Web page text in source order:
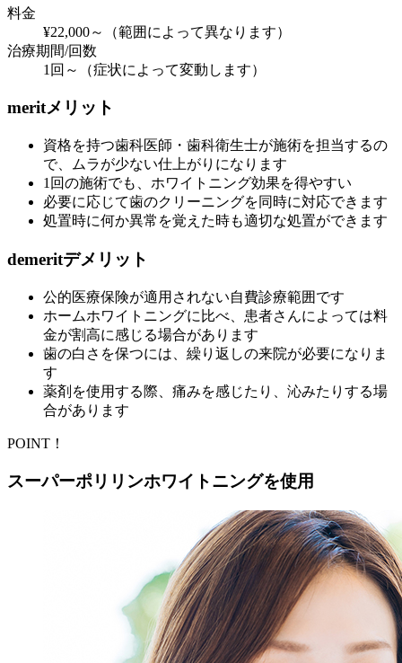
料金
¥22,000～（範囲によって異なります）
治療期間/回数
1回～（症状によって変動します）
meritメリット
資格を持つ歯科医師・歯科衛生士が施術を担当するの
で、ムラが少ない仕上がりになります
1回の施術でも、ホワイトニング効果を得やすい
必要に応じて歯のクリーニングを同時に対応できます
処置時に何か異常を覚えた時も適切な処置ができます
demeritデメリット
公的医療保険が適用されない自費診療範囲です
ホームホワイトニングに比べ、患者さんによっては料
金が割高に感じる場合があります
歯の白さを保つには、繰り返しの来院が必要になりま
す
薬剤を使用する際、痛みを感じたり、沁みたりする場
合があります
POINT！
スーパーポリリンホワイトニングを使用